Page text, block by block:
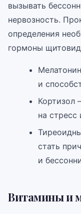
вызывать
нервозность.
определения
гормоны
и
Кортизол
на
стать
и
Витамины и